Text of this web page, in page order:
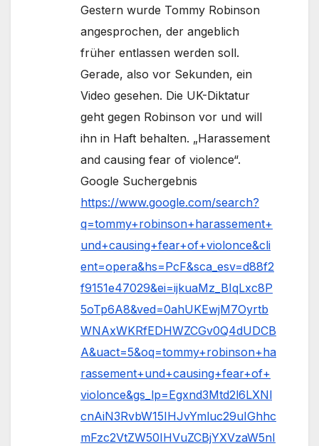
Gestern wurde Tommy Robinson
angesprochen, der angeblich
früher entlassen werden soll.
Gerade, also vor Sekunden, ein
Video gesehen. Die UK-Diktatur
geht gegen Robinson vor und will
ihn in Haft behalten. „Harassement
and causing fear of violence“.
Google Suchergebnis
https://www.google.com/search?
q=tommy+robinson+harassement+
und+causing+fear+of+violonce&cli
ent=opera&hs=PcF&sca_esv=d88f2
f9151e47029&ei=ijkuaMz_BIqLxc8P
5oTp6A8&ved=0ahUKEwjM7Oyrtb
WNAxWKRfEDHWZCGv0Q4dUDCB
A&uact=5&oq=tommy+robinson+ha
rassement+und+causing+fear+of+
violonce&gs_lp=Egxnd3Mtd2l6LXNl
cnAiN3RvbW15IHJvYmluc29uIGhhc
mFzc2VtZW50IHVuZCBjYXVzaW5nI